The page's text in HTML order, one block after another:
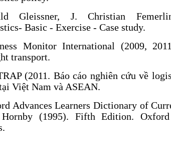
Gleissner, J. Christian
Basic - Exercise - Case study.
Monitor International (2009,
transport.
(2011. Báo cáo nghiên cứu về
Việt Nam và ASEAN.
Advances Learners Dictionary of
(1995). Fifth Edition.